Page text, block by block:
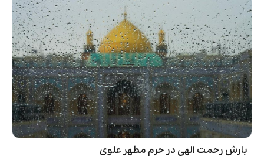
بارش رحمت الهی در حرم مطهر علوی